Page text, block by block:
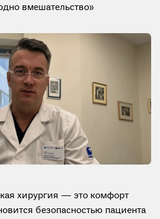
вмешательство»
хирургия — это комфорт
безопасностью пациента